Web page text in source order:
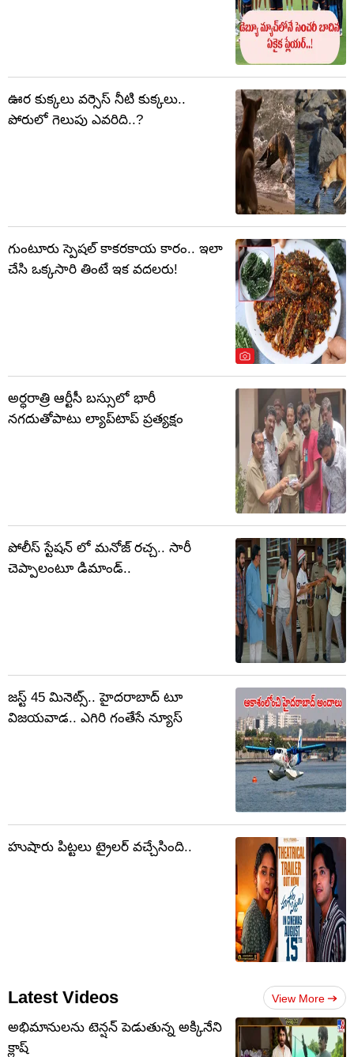
ఊర కుక్కలు వర్సెస్ నీటి కుక్కలు..
పోరులో గెలుపు ఎవరిది..?
గుంటూరు స్పెషల్ కాకరకాయ కారం.. ఇలా
చేసి ఒక్కసారి తింటే ఇక వదలరు!
అర్ధరాత్రి ఆర్టీసీ బస్సులో భారీ
నగదుతోపాటు ల్యాప్‌టాప్ ప్రత్యక్షం
పోలీస్ స్టేషన్ లో మనోజ్ రచ్చ.. సారీ
చెప్పాలంటూ డిమాండ్..
జస్ట్‌ 45 మినెట్స్.. హైదరాబాద్‌ టూ
విజయవాడ.. ఎగిరి గంతేసే న్యూస్
హుషారు పిట్టలు ట్రైలర్ వచ్చేసింది..
Latest Videos View More
అభిమానులను టెన్షన్‌ పెడుతున్న అక్కినేని
క్లాష్‌